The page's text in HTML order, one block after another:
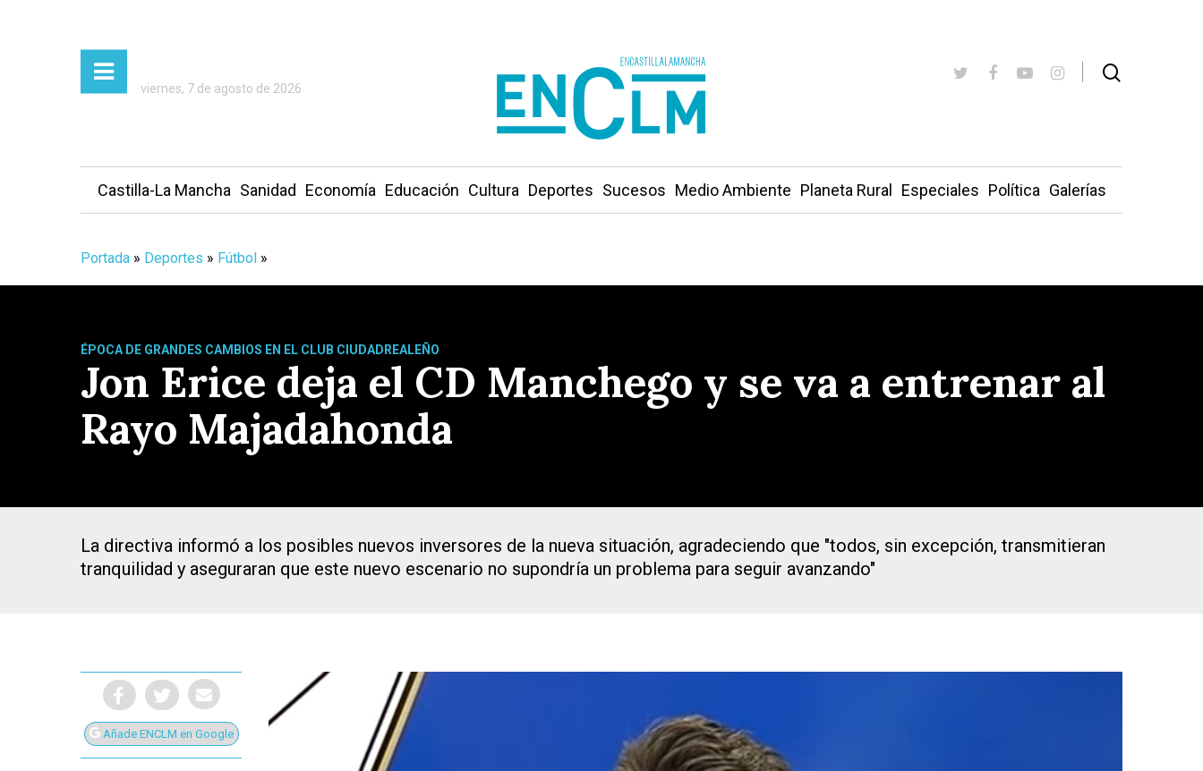
Presiona Intro para buscar o ESC para cerrar
viernes, 7 de agosto de 2026
Castilla-La Mancha Sanidad Economía Educación Cultura Deportes Sucesos Medio Ambiente Planeta Rural Especiales Política Galerías
Portada » Deportes » Fútbol »
ÉPOCA DE GRANDES CAMBIOS EN EL CLUB CIUDADREALEÑO
Jon Erice deja el CD Manchego y se va a entrenar al
Rayo Majadahonda
La directiva informó a los posibles nuevos inversores de la nueva situación, agradeciendo que "todos, sin excepción, transmitieran
tranquilidad y aseguraran que este nuevo escenario no supondría un problema para seguir avanzando"
Añade ENCLM en Google